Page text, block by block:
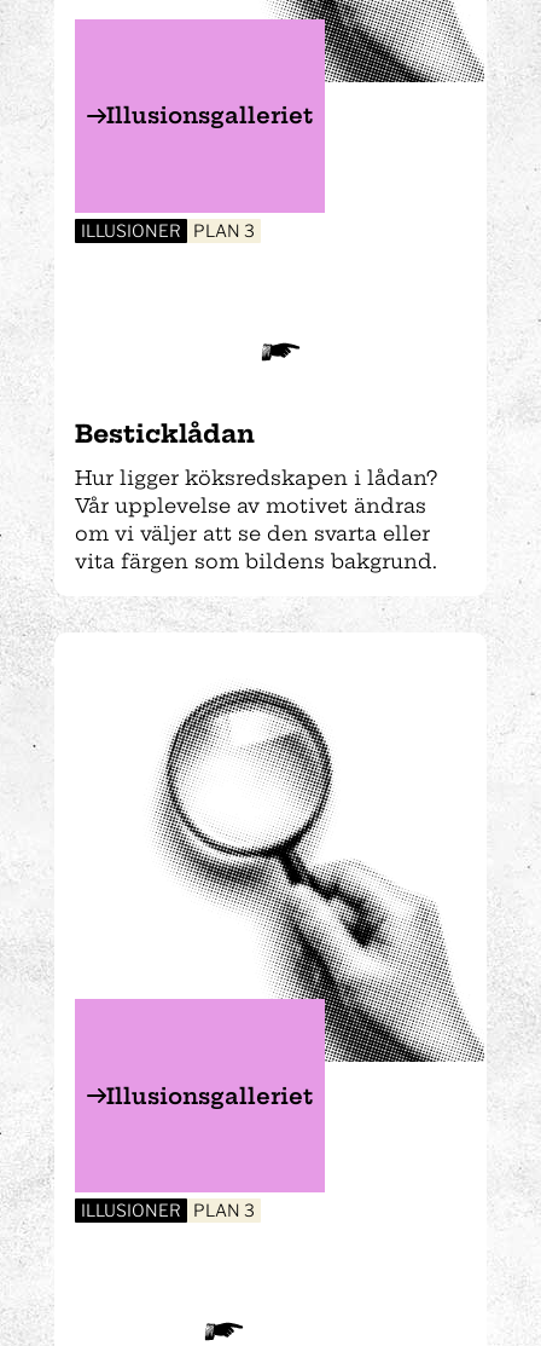
Bestick­lådan
Illusionsgalleriet
ILLUSIONER PLAN 3
Hur ligger köksredskapen i lådan?
Vår upplevelse av motivet ändras
om vi väljer att se den svarta eller
vita färgen som bildens bakgrund.
Illusionsgalleriet
ILLUSIONER PLAN 3